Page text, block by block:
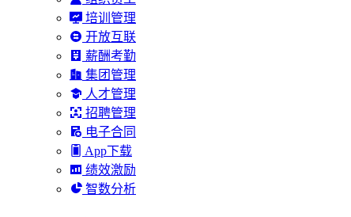
培训管理
开放互联
薪酬考勤
集团管理
人才管理
招聘管理
电子合同
App下载
绩效激励
智数分析